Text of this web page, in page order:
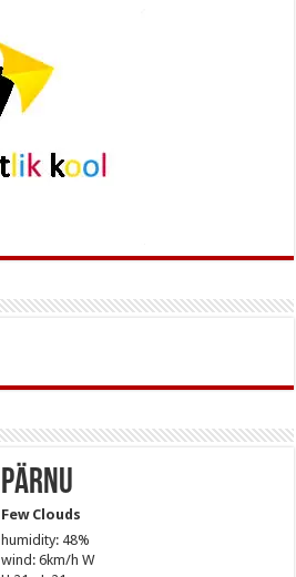
Pärnu
Few Clouds
humidity: 48%
wind: 6km/h W